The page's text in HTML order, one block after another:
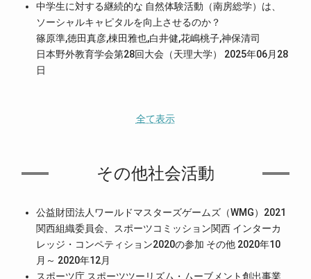
中学生に対する継続的な 自然体験活動（南房総学）は、
ソーシャルキャピタルを向上させるのか？
篠原準,徳田真彦,棟田雅也,白井健,花嶋桃子,神保清司
日本野外教育学会第28回大会（天理大学） 2025年06月28
日
全て表示
その他社会活動
公益財団法人ワールドマスターズゲームズ（WMG）2021
関西組織委員会、スポーツコミッション関西 インターカ
レッジ・コンペティション2020の参加 その他 2020年10
月～ 2020年12月
スポーツ庁 スポーツツーリズム・ムーブメント創出事業